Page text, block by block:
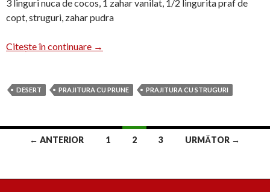
3 linguri nuca de cocos, 1 zahar vanilat, 1/2 lingurita praf de
copt, struguri, zahar pudra
Citește în continuare Prajitura cu struguri negrii
→
DESERT PRAJITURA CU PRUNE PRAJITURA CU STRUGURI
Navigare
articole
← ANTERIOR 1 2 3 URMĂTOR →